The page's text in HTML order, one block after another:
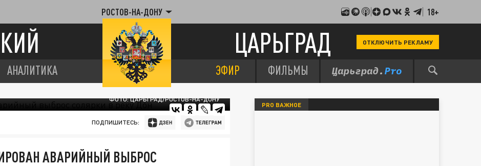
РОСТОВ-НА-ДОНУ 18+
ЦАРЬГРАД ОТКЛЮЧИТЬ РЕКЛАМУ
АНАЛИТИКА ЭФИР ФИЛЬМЫ
ФОТО: ЦАРЬГРАД/РОСТОВ-НА-ДОНУ
ПОДПИШИТЕСЬ:
АВАРИЙНЫЙ ВЫБРОС
PRO ВАЖНОЕ